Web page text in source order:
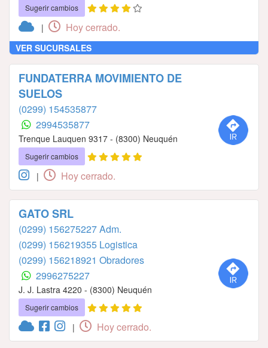
Sugerir cambios
| Hoy cerrado.
VER SUCURSALES
FUNDATERRA MOVIMIENTO DE
SUELOS
(0299) 154535877
2994535877
Trenque Lauquen 9317 - (8300) Neuquén
Sugerir cambios
| Hoy cerrado.
GATO SRL
(0299) 156275227 Adm.
(0299) 156219355 Logistica
(0299) 156218921 Obradores
2996275227
J. J. Lastra 4220 - (8300) Neuquén
Sugerir cambios
| Hoy cerrado.